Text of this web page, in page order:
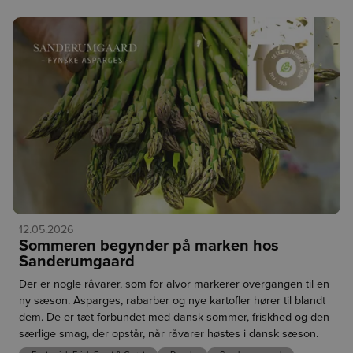
12.05.2026
Sommeren begynder på marken hos
Sanderumgaard
Der er nogle råvarer, som for alvor markerer overgangen til en
ny sæson. Asparges, rabarber og nye kartofler hører til blandt
dem. De er tæt forbundet med dansk sommer, friskhed og den
særlige smag, der opstår, når råvarer høstes i dansk sæson.
er landet
Husk, at du blot skal klikke på varenummeret for at komme
direkte til varen.
Den danske sæson er i fuld gang, og vi har fyldt hylderne
med friske, smagfulde råvarer fra danske producenter og
nøje udvalgte samarbejdspartnere. Her finder du sæsonens
bedste råvarer, som giver masser af muligheder for at skabe
velsmagende sommerretter med fokus på kvalitet, variation
og gode danske smage.
Danske tunneljordbær (Varenr. 283222)
Søde, solmodne jordbær fra Hyldetoftegaard, dyrket i